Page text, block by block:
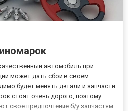
автомобиль при
может дать сбой в своем
будет менять детали и запчасти.
стоят очень дорого, поэтому
свое предпочтение б/у запчастям